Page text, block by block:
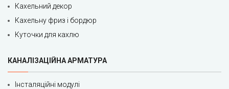
Кахельний декор
Кахельну фриз і бордюр
Куточки для кахлю
КАНАЛІЗАЦІЙНА АРМАТУРА
Інсталяційні модулі